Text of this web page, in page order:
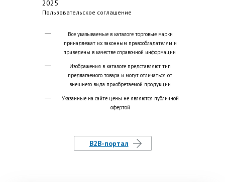
2025
Пользовательское соглашение
Все указываемые в каталоге торговые марки
принадлежат их законным правообладателям и
приведены в качестве справочной информации
Изображения в каталоге представляют тип
предлагаемого товара и могут отличаться от
внешнего вида приобретаемой продукции
Указанные на сайте цены не являются публичной
офертой
B2B-портал